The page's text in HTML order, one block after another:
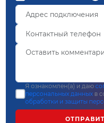
Я ознакомлен(а) и даю
персональных данных в
обработки и защиты